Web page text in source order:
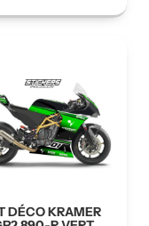
DÉCO KRAMER